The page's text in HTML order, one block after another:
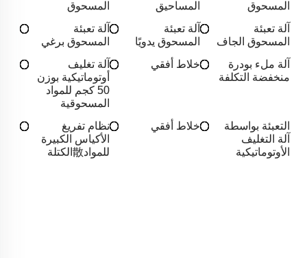
المسحوق
المساحيق
المسحوق
آلة تعبئة
المسحوق الجاف
آلة تعبئة
المسحوق يدويًا
آلة تعبئة
المسحوق برغي
آلة ملء بودرة
منخفضة التكلفة
خلاط أفقي
آلة تغليف
أوتوماتيكية بوزن
50 كجم للمواد
المسحوقية
التعبئة بواسطة
آلة التغليف
الأوتوماتيكية
خلاط أفقي
نظام تفريغ
الأكياس الكبيرة
للمواد散الكتلة